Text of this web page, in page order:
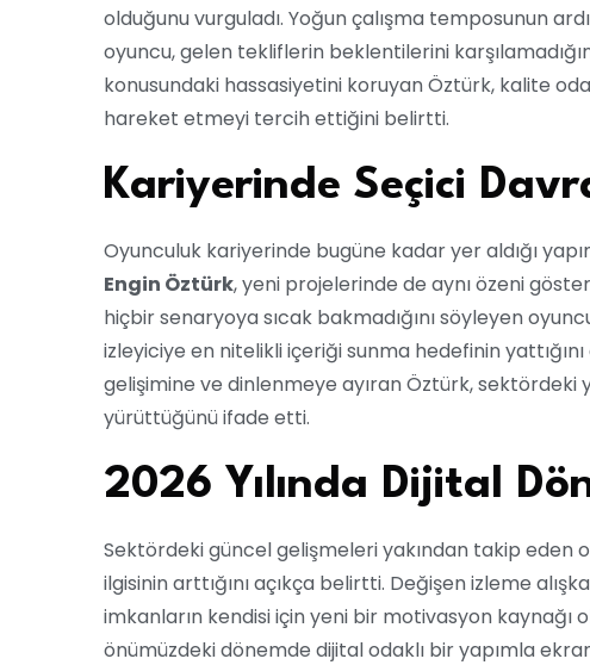
olduğunu vurguladı. Yoğun çalışma temposunun
oyuncu, gelen tekliflerin beklentilerini
konusundaki hassasiyetini koruyan Öztürk, kalite
hareket etmeyi tercih ettiğini belirtti.
Kariyerinde Seçici
Oyunculuk kariyerinde bugüne kadar yer aldığı
Engin Öztürk, yeni projelerinde de aynı özeni
hiçbir senaryoya sıcak bakmadığını söyleyen
izleyiciye en nitelikli içeriği sunma hedefinin
gelişimine ve dinlenmeye ayıran Öztürk, sektördeki
yürüttüğünü ifade etti.
2026 Yılında Dijital
Sektördeki güncel gelişmeleri yakından takip eden
ilgisinin arttığını açıkça belirtti. Değişen izleme
imkanların kendisi için yeni bir motivasyon kaynağı
önümüzdeki dönemde dijital odaklı bir yapımla